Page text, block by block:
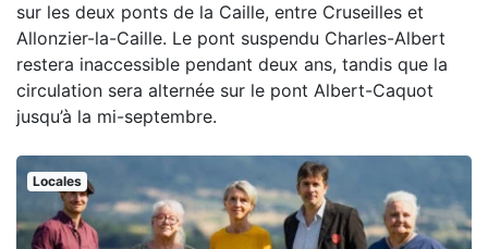
sur les deux ponts de la Caille, entre Cruseilles et
Allonzier-la-Caille. Le pont suspendu Charles-Albert
restera inaccessible pendant deux ans, tandis que la
circulation sera alternée sur le pont Albert-Caquot
jusqu’à la mi-septembre.
Locales